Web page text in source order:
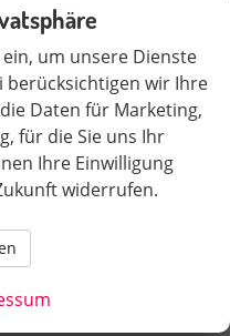
vorhanden
vorhanden
vorhanden
Store
vorhanden
vorhanden
Wetter, 3D-Karten,
um unsere Dienste
berücksichtigen wir Ihre
Daten für Marketing,
für die Sie uns Ihr
Ihre Einwilligung
widerrufen.